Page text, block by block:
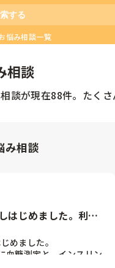
悩み相談一覧
相談
談が現在88件。たくさ
み相談
はじめました。利用
めました。
血糖測定と、インスリン